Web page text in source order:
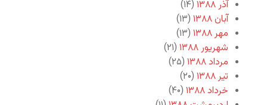
آذر ۱۳۸۸
(۱۴)
آبان ۱۳۸۸
(۱۳)
مهر ۱۳۸۸
(۱۳)
شهریور ۱۳۸۸
(۲۱)
مرداد ۱۳۸۸
(۲۵)
تیر ۱۳۸۸
(۲۰)
خرداد ۱۳۸۸
(۴۰)